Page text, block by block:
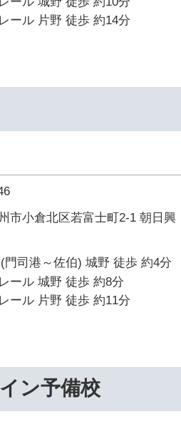
ール 片野 徒歩 約14分
市小倉北区若富士町2-1 朝日興
門司港～佐伯) 城野 徒歩 約4分
ール 城野 徒歩 約8分
ール 片野 徒歩 約11分
ン予備校